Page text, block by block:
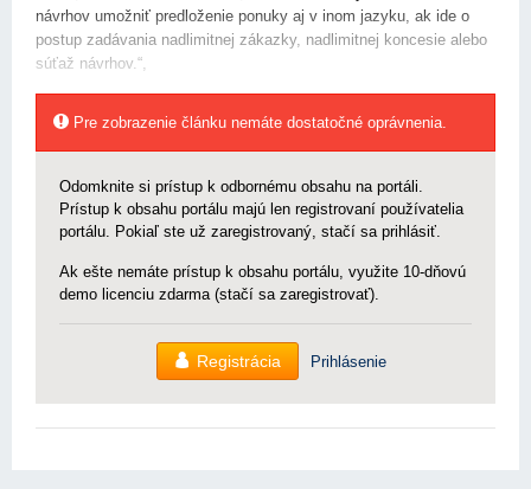
návrhov umožniť predloženie ponuky aj v inom jazyku, ak ide o
postup zadávania nadlimitnej zákazky, nadlimitnej koncesie alebo
súťaž návrhov.“,
Pre zobrazenie článku nemáte dostatočné oprávnenia.
Odomknite si prístup k odbornému obsahu na portáli.
Prístup k obsahu portálu majú len registrovaní používatelia
portálu. Pokiaľ ste už zaregistrovaný, stačí sa prihlásiť.
Ak ešte nemáte prístup k obsahu portálu, využite 10-dňovú
demo licenciu zdarma (stačí sa zaregistrovať).
Registrácia Prihlásenie